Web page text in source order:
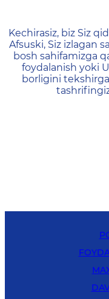
404 —
Kechirasiz, biz Siz
Afsuski, Siz izlagan
bosh sahifamizga
foydalanish yoki
borligini